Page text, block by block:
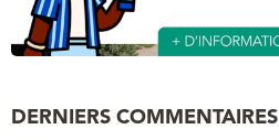
DERNIERS COMMENTAIRES